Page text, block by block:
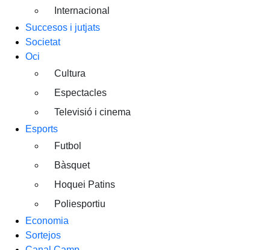
Internacional
Succesos i jutjats
Societat
Oci
Cultura
Espectacles
Televisió i cinema
Esports
Futbol
Bàsquet
Hoquei Patins
Poliesportiu
Economia
Sortejos